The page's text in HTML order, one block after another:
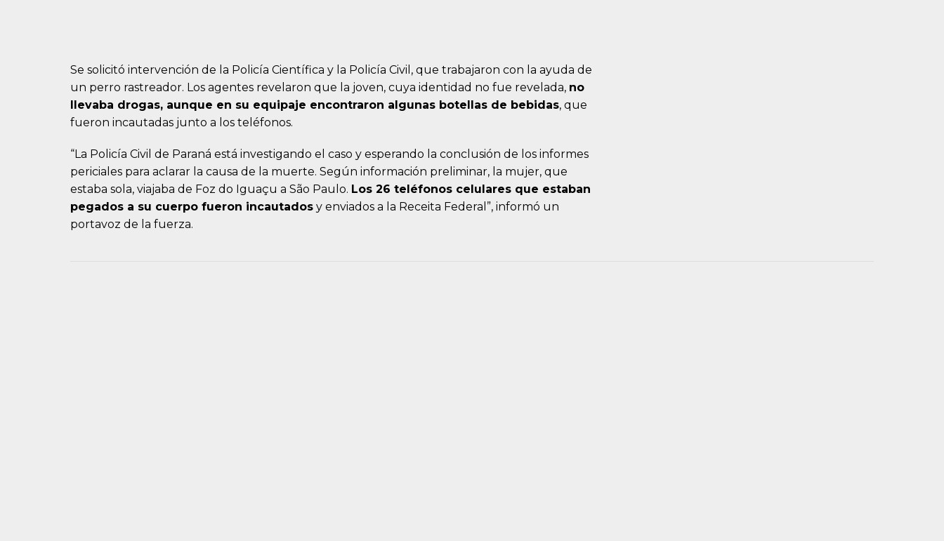
Se solicitó intervención de la Policía Científica y la Policía Civil, que trabajaron con la ayuda de
un perro rastreador. Los agentes revelaron que la joven, cuya identidad no fue revelada, no
llevaba drogas, aunque en su equipaje encontraron algunas botellas de bebidas, que
fueron incautadas junto a los teléfonos.
“La Policía Civil de Paraná está investigando el caso y esperando la conclusión de los informes
periciales para aclarar la causa de la muerte. Según información preliminar, la mujer, que
estaba sola, viajaba de Foz do Iguaçu a São Paulo. Los 26 teléfonos celulares que estaban
pegados a su cuerpo fueron incautados y enviados a la Receita Federal”, informó un
portavoz de la fuerza.